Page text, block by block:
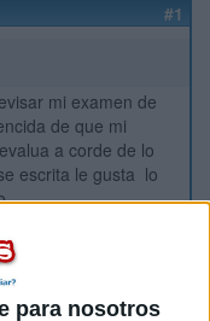
para nosotros
#1
mi examen de
de que mi
a corde de lo
escrita le gusta lo
estoy haciendo
la media y el poder
que acceda.